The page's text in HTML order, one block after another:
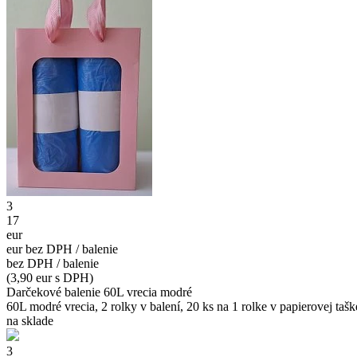
3
17
eur
eur bez DPH / balenie
bez DPH / balenie
(3,90 eur s DPH)
Darčekové balenie 60L vrecia modré
60L modré vrecia, 2 rolky v balení, 20 ks na 1 rolke v papierovej
na sklade
3